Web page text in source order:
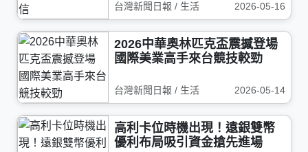
台灣新聞日報 / 生活 2026-05-16
2026中華奧林匹克盃震撼登場
國際美業高手來台競技較勁
台灣新聞日報 / 生活 2026-05-14
高利卡位時機出現！遠銀雙幣
優利布局吸引資金搶先進場